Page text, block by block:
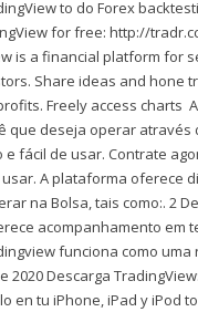
to do Forex
for free: http://
is a financial platform for
Share ideas and hone
Freely access charts
que deseja operar através
e fácil de usar. Contrate
A plataforma oferece
na Bolsa, tais como:. 2
acompanhamento em
funciona como uma
2020 Descarga
en tu iPhone, iPad y iPod